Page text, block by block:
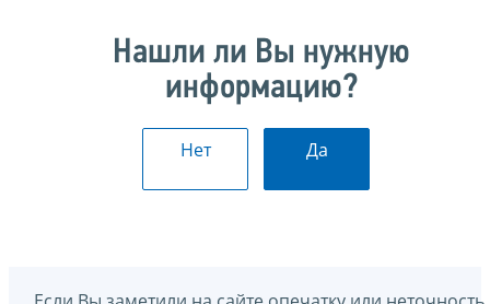
Нашли ли Вы нужную
информацию?
Нет Да